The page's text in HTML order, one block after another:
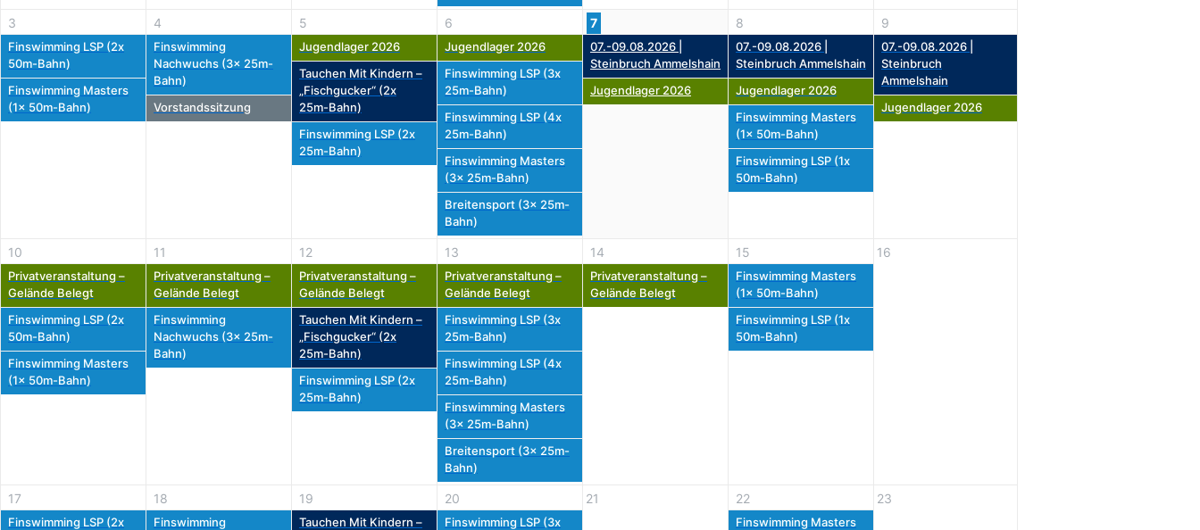
3
Finswimming LSP (2x
50m-Bahn)
Finswimming Masters
(1x 50m-Bahn)
4
Finswimming
Nachwuchs (3x 25m-
Bahn)
Vorstandssitzung
5
Jugendlager 2026
Tauchen Mit Kindern –
„Fischgucker“ (2x
25m-Bahn)
Finswimming LSP (2x
25m-Bahn)
6
Jugendlager 2026
Finswimming LSP (3x
25m-Bahn)
Finswimming LSP (4x
25m-Bahn)
Finswimming Masters
(3x 25m-Bahn)
Breitensport (3x 25m-
Bahn)
7
07.-09.08.2026 |
Steinbruch Ammelshain
Jugendlager 2026
8
07.-09.08.2026 |
Steinbruch Ammelshain
Jugendlager 2026
Finswimming Masters
(1x 50m-Bahn)
Finswimming LSP (1x
50m-Bahn)
9
07.-09.08.2026 |
Steinbruch
Ammelshain
Jugendlager 2026
10
Privatveranstaltung –
Gelände Belegt
Finswimming LSP (2x
50m-Bahn)
Finswimming Masters
(1x 50m-Bahn)
11
Privatveranstaltung –
Gelände Belegt
Finswimming
Nachwuchs (3x 25m-
Bahn)
12
Privatveranstaltung –
Gelände Belegt
Tauchen Mit Kindern –
„Fischgucker“ (2x
25m-Bahn)
Finswimming LSP (2x
25m-Bahn)
13
Privatveranstaltung –
Gelände Belegt
Finswimming LSP (3x
25m-Bahn)
Finswimming LSP (4x
25m-Bahn)
Finswimming Masters
(3x 25m-Bahn)
Breitensport (3x 25m-
Bahn)
14
Privatveranstaltung –
Gelände Belegt
15
Finswimming Masters
(1x 50m-Bahn)
Finswimming LSP (1x
50m-Bahn)
16
17
Finswimming LSP (2x
18
Finswimming
19
Tauchen Mit Kindern –
20
Finswimming LSP (3x
21 22
Finswimming Masters
23